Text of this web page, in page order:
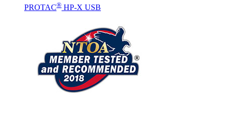
PROTAC® HP-X USB